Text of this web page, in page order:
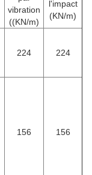
vibration
((KN/m)
l'impact
(KN/m)
224 224
156 156